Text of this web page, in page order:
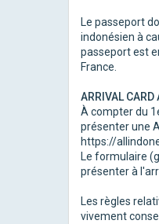
Le passeport
indonésien à
passeport est
France.
ARRIVAL CARD
À compter du
présenter une
https://
Le formulaire
présenter à
Les règles
vivement